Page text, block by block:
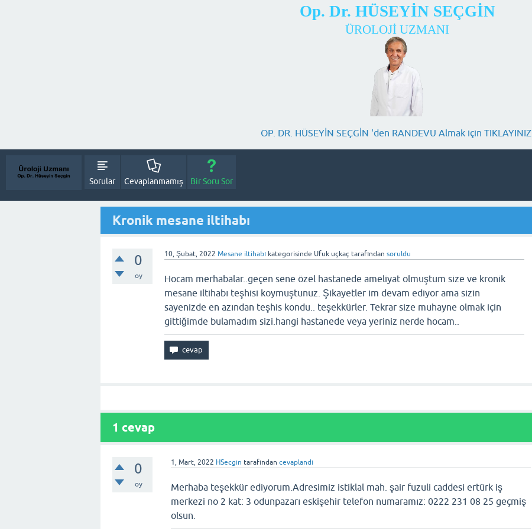
Op. Dr. HÜSEYİN SEÇGİN
ÜROLOJİ UZMANI
OP. DR. HÜSEYİN SEÇGİN 'den RANDEVU Almak için TIKLAYINIZ.
Sorular Cevaplanmamış Bir Soru Sor
Kronik mesane iltihabı
0
oy
10, Şubat, 2022 Mesane iltihabı kategorisinde Ufuk uçkaç tarafından soruldu
Hocam merhabalar..geçen sene özel hastanede ameliyat olmuştum size ve kronik
mesane iltihabı teşhisi koymuştunuz. Şikayetler im devam ediyor ama sizin
sayenizde en azından teşhis kondu.. teşekkürler. Tekrar size muhayne olmak için
gittiğimde bulamadım sizi.hangi hastanede veya yeriniz nerde hocam..
1 cevap
0
oy
1, Mart, 2022 HSecgin tarafından cevaplandı
Merhaba teşekkür ediyorum.Adresimiz istiklal mah. şair fuzuli caddesi ertürk iş
merkezi no 2 kat: 3 odunpazarı eskişehir telefon numaramız: 0222 231 08 25 geçmiş
olsun.